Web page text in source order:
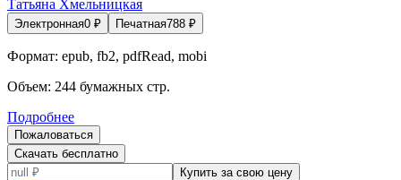
Татьяна Хмельницкая
Электронная0 ₽ Печатная788 ₽
Формат: epub, fb2, pdfRead, mobi
Объем: 244 бумажных стр.
Подробнее
Пожаловаться
Скачать бесплатно
Купить за свою цену